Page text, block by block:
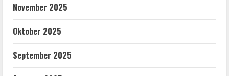
November 2025
Oktober 2025
September 2025